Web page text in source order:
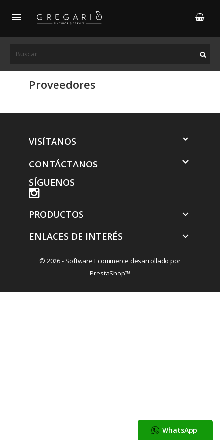

Proveedores
VISÍTANOS 
CONTÁCTANOS 
SÍGUENOS
PRODUCTOS 
ENLACES DE INTERÉS 
WhatsApp
© 2026 - Software Ecommerce desarrollado por
PrestaShop™